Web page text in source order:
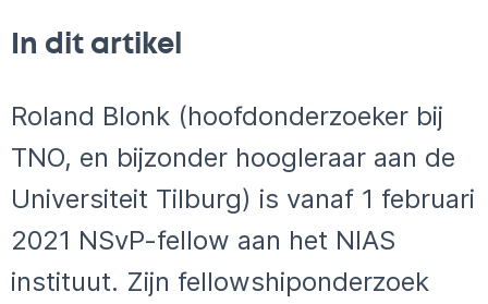
In dit artikel
Roland Blonk (hoofdonderzoeker bij
TNO, en bijzonder hoogleraar aan de
Universiteit Tilburg) is vanaf 1 februari
2021 NSvP-fellow aan het NIAS
instituut. Zijn fellowshiponderzoek